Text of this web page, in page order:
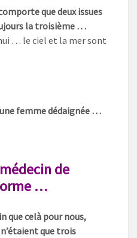
que deux issues
la troisième …
… le ciel et la mer sont
femme dédaignée …
de
…
que celà pour nous,
que trois